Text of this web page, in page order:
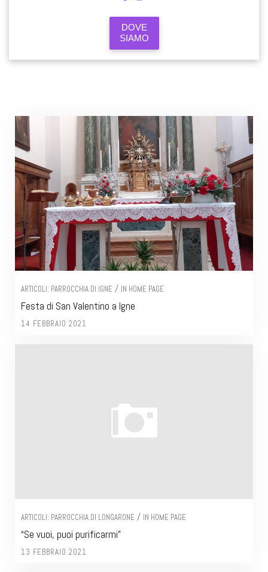
DOVE
SIAMO
ARTICOLI: PARROCCHIA DI IGNE / IN HOME PAGE
Festa di San Valentino a Igne
14 FEBBRAIO 2021
ARTICOLI: PARROCCHIA DI LONGARONE / IN HOME PAGE
“Se vuoi, puoi purificarmi”
13 FEBBRAIO 2021